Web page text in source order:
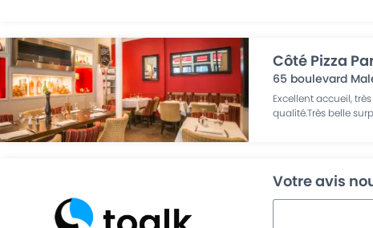
Côté Pizza
65 boulevard
Excellent accueil,
qualité.Très belle
Votre avis